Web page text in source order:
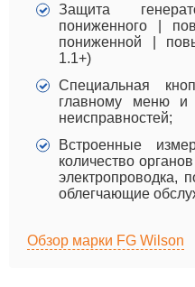
Защита
пониженного |
пониженной |
1.1+)
Специальная
главному меню и
неисправностей;
Встроенные
количество
электропроводка,
облегчающие
Обзор марки FG Wilson